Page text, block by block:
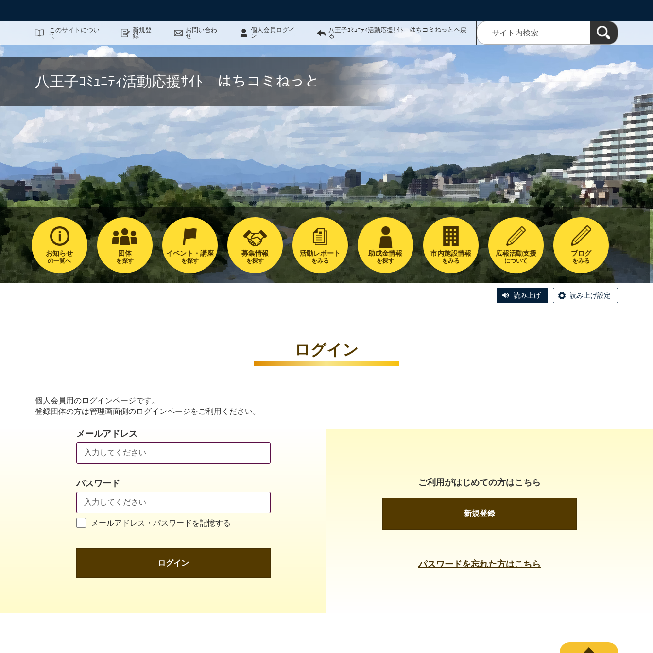
このサイトについ
て
新規登
録
お問い合わ
せ
個人会員ログイ
ン
八王子ｺﾐｭﾆﾃｨ活動応援ｻｲﾄ はちコミねっとへ戻
る
八王子ｺﾐｭﾆﾃｨ活動応援ｻｲﾄ はちコミねっと
お知らせ
の一覧へ
団体
を探す
イベント・講座
を探す
募集情報
を探す
活動レポート
をみる
助成金情報
を探す
市内施設情報
をみる
広報活動支援
について
ブログ
をみる
読み上げ 読み上げ設定
ログイン
個人会員用のログインページです。
登録団体の方は管理画面側のログインページをご利用ください。
メールアドレス
パスワード
メールアドレス・パスワードを記憶する
ログイン
ご利用がはじめての方はこちら
新規登録
パスワードを忘れた方はこちら